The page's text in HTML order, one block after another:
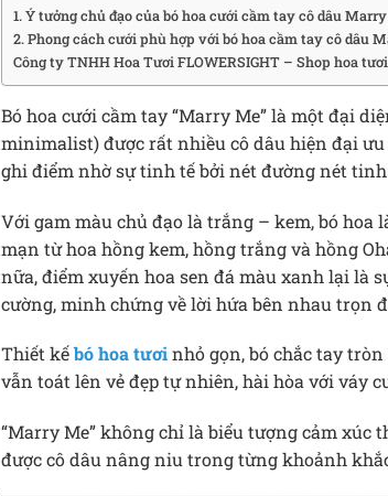
1. Ý tưởng chủ đạo của bó hoa cưới cầm tay cô dâu
2. Phong cách cưới phù hợp với bó hoa cầm tay cô dâu
Công ty TNHH Hoa Tươi FLOWERSIGHT – Shop hoa
Bó hoa cưới cầm tay “Marry Me” là một đại
minimalist) được rất nhiều cô dâu hiện đại
ghi điểm nhờ sự tinh tế bởi nét đường nét
Với gam màu chủ đạo là trắng – kem, bó
mạn từ hoa hồng kem, hồng trắng và hồng
nữa, điểm xuyến hoa sen đá màu xanh lại là
cường, minh chứng về lời hứa bên nhau trọn
Thiết kếbó hoa tươinhỏ gọn, bó chắc tay
vẫn toát lên vẻ đẹp tự nhiên, hài hòa với váy
“Marry Me” không chỉ là biểu tượng cảm xúc
được cô dâu nâng niu trong từng khoảnh